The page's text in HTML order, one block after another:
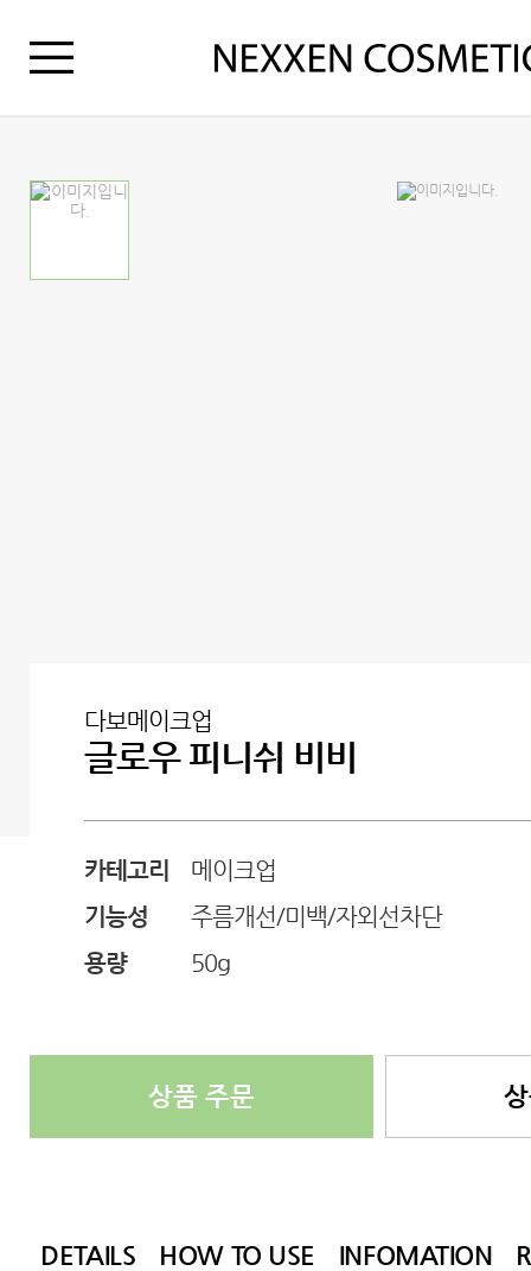
다보메이크업
글로우 피니쉬 비비
카테고리
메이크업
기능성
주름개선/미백/자외선차단
용량
50g
상품 주문
DETAILS HOW TO USE INFOMATION